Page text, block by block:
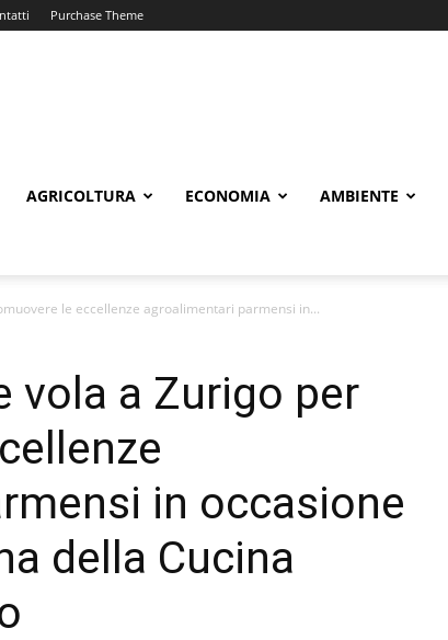
Purchase Theme
AGRICOLTURA ECONOMIA AMBIENTE
le eccellenze agroalimentari parmensi in...
vola a Zurigo per
in occasione
della Cucina